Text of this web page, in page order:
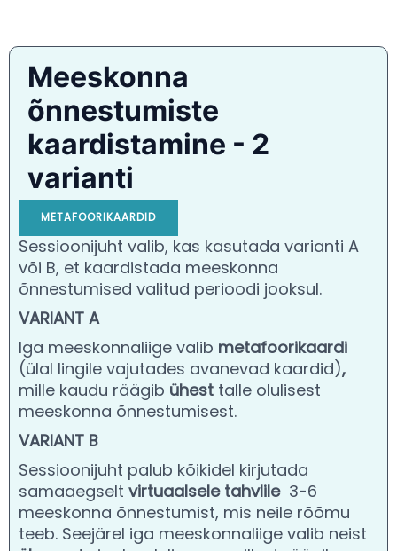
Meeskonna
õnnestumiste
kaardistamine - 2
varianti
METAFOORIKAARDID
Sessioonijuht valib, kas kasutada varianti A
või B, et kaardistada meeskonna
õnnestumised valitud perioodi jooksul.
VARIANT A
Iga meeskonnaliige valib metafoorikaardi
(ülal lingile vajutades avanevad kaardid),
mille kaudu räägib ühest talle olulisest
meeskonna õnnestumisest.
VARIANT B
Sessioonijuht palub kõikidel kirjutada
samaaegselt virtuaalsele tahvlile3-6
meeskonna õnnestumist, mis neile rõõmu
teeb. Seejärel iga meeskonnaliige valib neist